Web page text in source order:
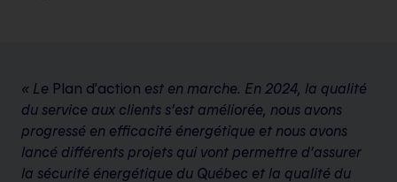
« Le Plan d’action est en marche. En 2024, la qualité
du service aux clients s’est améliorée, nous avons
progressé en efficacité énergétique et nous avons
lancé différents projets qui vont permettre d’assurer
la sécurité énergétique du Québec et la qualité du